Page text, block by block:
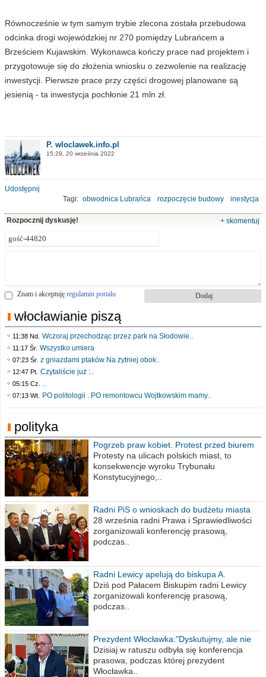
Równocześnie w tym samym trybie zlecona została przebudowa
odcinka drogi wojewódzkiej nr 270 pomiędzy Lubrańcem a
Brześciem Kujawskim. Wykonawca kończy prace nad projektem i
przygotowuje się do złożenia wniosku o zezwolenie na realizację
inwestycji. Pierwsze prace przy części drogowej planowane są
jesienią - ta inwestycja pochłonie 21 mln zł.
P. wloclawek.info.pl
15:29, 20 września 2022
Udostępnij
Tagi: obwodnica Lubrańca rozpoczęcie budowy
inestycja
województwo
RPO
Rozpocznij dyskusję!
+ skomentuj
Znam i akceptuję regulamin portalu
włocławianie piszą
11:38 Nd. Wczoraj przechodząc przez park na Słodowie..
11:17 Śr. Wszystko umiera
07:23 Śr. z gniazdami ptaków Na żytniej obok..
12:47 Pt. Czytaliście już :..
05:15 Cz. ..
07:13 Wt. PO politologii . PO remontowcu Wojtkowskim mamy..
polityka
Pogrzeb praw kobiet. Protest przed biurem
poselskim PiS
Protesty na ulicach polskich miast, to
konsekwencje wyroku Trybunału
Konstytucyjnego,..
Radni PiS o wnioskach do budżetu miasta
na 2021 rok
28 września radni Prawa i Sprawiedliwości
zorganizowali konferencję prasową,
podczas..
Radni Lewicy apelują do biskupa A.
Wiesława Meringa
Dziś pod Pałacem Biskupim radni Lewicy
zorganizowali konferencję prasową,
podczas..
Prezydent Włocławka:"Dyskutujmy, ale nie
obrażajmy się”
Dzisiaj w ratuszu odbyła się konferencja
prasowa, podczas której prezydent
Włocławka..